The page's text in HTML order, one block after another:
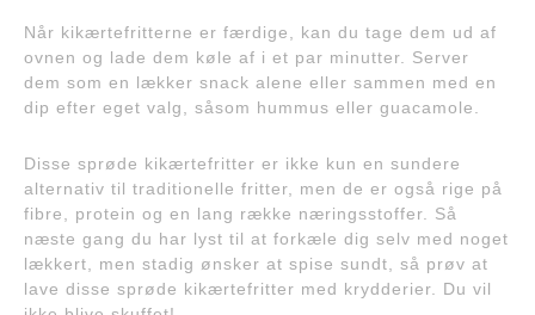
Når kikærtefritterne er færdige, kan du tage dem ud af
ovnen og lade dem køle af i et par minutter. Server
dem som en lækker snack alene eller sammen med en
dip efter eget valg, såsom hummus eller guacamole.
Disse sprøde kikærtefritter er ikke kun en sundere
alternativ til traditionelle fritter, men de er også rige på
fibre, protein og en lang række næringsstoffer. Så
næste gang du har lyst til at forkæle dig selv med noget
lækkert, men stadig ønsker at spise sundt, så prøv at
lave disse sprøde kikærtefritter med krydderier. Du vil